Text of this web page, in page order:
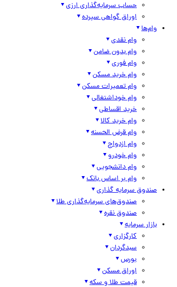
حساب سرمایه‌گذاری ارزی
اوراق گواهی سپرده
وام‌ها
وام نقدی
وام بدون ضامن
وام فوری
وام خرید مسکن
وام تعمیرات مسکن
وام خوداشتغالی
خرید اقساطی
وام خرید کالا
وام قرض الحسنه
وام ازدواج
وام خودرو
وام دانشجویی
وام بر اساس بانک
صندوق سرمایه گذاری
صندوق‌های سرمایه‌گذاری طلا
صندوق نقره
بازار سرمایه
کارگزاری
سبدگردان
بورس
اوراق مسکن
قیمت طلا و سکه